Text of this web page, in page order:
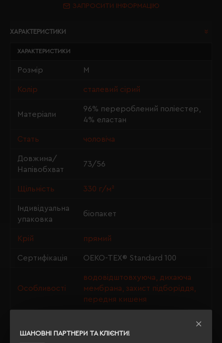
ШАНОВНІ ПАРТНЕРИ ТА КЛІЄНТИ!
ЗАПРОСИТИ ІНФОРМАЦІЮ
ХАРАКТЕРИСТИКИ
ХАРАКТЕРИСТИКИ
Розмір M
Колір сталевий сірий
Матеріали
96% перероблений поліестер,
4% еластан
Стать чоловіча
Довжина/
Напівобхват
73/56
Щільність 330 г/м²
Індивідуальна
упаковка
біопакет
Крій прямий
Сертифікація OEKO-TEX® Standard 100
Особливості
водовідштовхуюча, дихаюча
мембрана, захист підборіддя,
передня кишеня
флісу